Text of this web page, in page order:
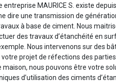
entreprise MAURICE S. existe
dire une transmission de
à base de ciment. Nous
des travaux d’étanchéité en
Nous intervenons sur des
votre projet de réfections des
maison, nous pouvons être votre
d’utilisation des ciments